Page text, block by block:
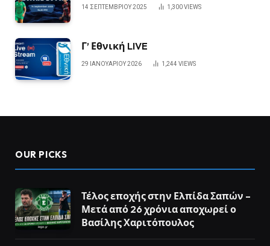
14 ΣΕΠΤΕΜΒΡΊΟΥ 2025 1,300VIEWS
Γ’ Εθνική LIVE
29 ΙΑΝΟΥΑΡΊΟΥ 2026 1,244 VIEWS
OUR PICKS
Τέλος εποχής στην Ελπίδα Σαπών –
Μετά από 26 χρόνια αποχωρεί ο
Βασίλης Χαριτόπουλος